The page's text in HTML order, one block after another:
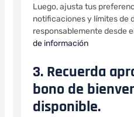
Luego, ajusta tus
notificaciones y límites de
responsablemente desde
de información
3. Recuerda
bono de
disponible.